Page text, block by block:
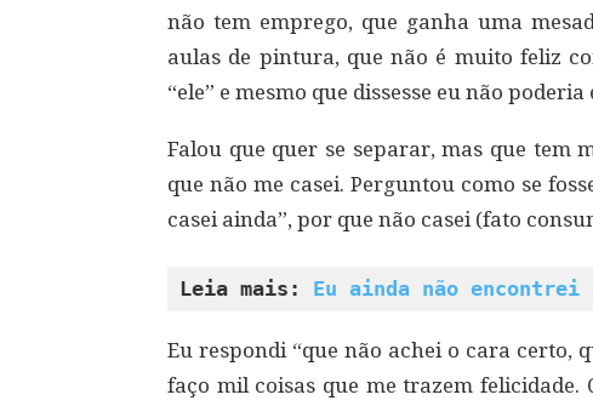
não tem emprego, que ganha uma
aulas de pintura, que não é muito feliz
“ele” e mesmo que dissesse eu não
Falou que quer se separar, mas que tem
que não me casei. Perguntou como se
casei ainda”, por que não casei (fato
Leia mais: Eu ainda não encontrei
Eu respondi “que não achei o cara certo,
faço mil coisas que me trazem